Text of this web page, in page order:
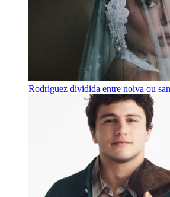
Rodriguez dividida entre noiva ou